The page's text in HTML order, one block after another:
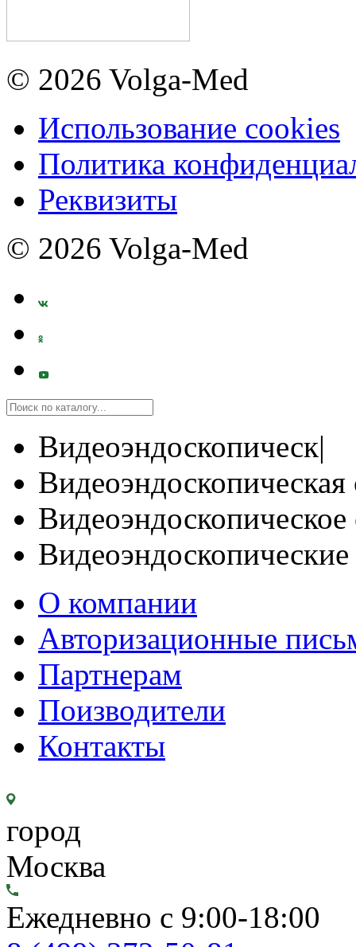
© 2026 Volga-Med
Использование cookies
Политика
Реквизиты
© 2026 Volga-Med
Видеоэндоскопическ|
Видеоэндоскопическая
О компании
Авторизационные
Партнерам
Поизводители
Контакты
город
Москва
Ежедневно с 9:00-18:00